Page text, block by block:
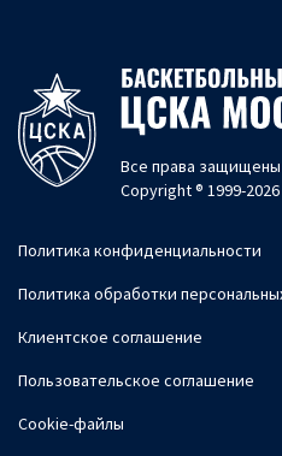
Все права защищены
Copyright ® 1999-2026
Политика конфиденциальности
Политика обработки
Клиентское соглашение
Пользовательское соглашение
Cookie-файлы